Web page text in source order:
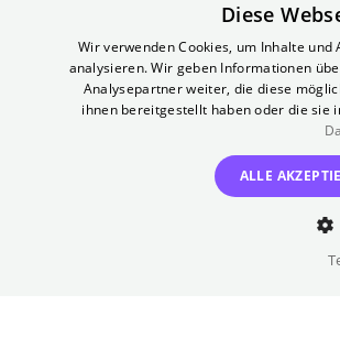
sind nicht stornierbar. Registriere dich
Tickets für reguläre Vorstellungen.
nutzen zu können.
mit einem kostenlosen
Diese
Wir verwenden Cookies, um Inhalte
analysieren. Wir geben Informationen
Analysepartner weiter, die diese
ihnen bereitgestellt haben oder die sie
ALLE